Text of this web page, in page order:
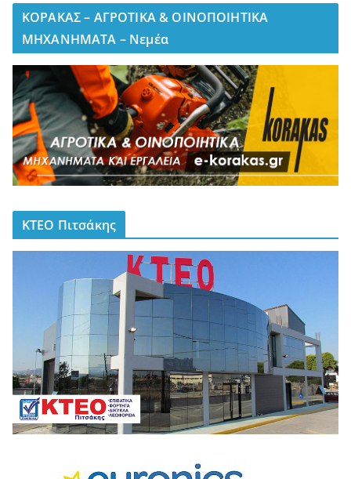
ΚΟΡΑΚΑΣ – ΑΓΡΟΤΙΚΑ & ΟΙΝΟΠΟΙΗΤΙΚΑ
ΜΗΧΑΝΗΜΑΤΑ – Νεμέα
ΚΤΕΟ Πιτσάκης